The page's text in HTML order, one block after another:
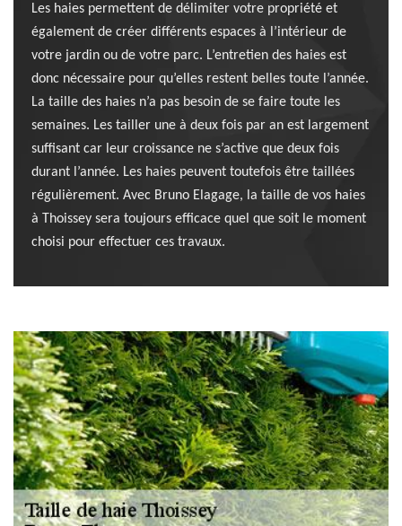
Les haies permettent de délimiter votre propriété et
également de créer différents espaces à l’intérieur de
votre jardin ou de votre parc. L’entretien des haies est
donc nécessaire pour qu’elles restent belles toute l’année.
La taille des haies n’a pas besoin de se faire toute les
semaines. Les tailler une à deux fois par an est largement
suffisant car leur croissance ne s’active que deux fois
durant l’année. Les haies peuvent toutefois être taillées
régulièrement. Avec Bruno Elagage, la taille de vos haies
à Thoissey sera toujours efficace quel que soit le moment
choisi pour effectuer ces travaux.